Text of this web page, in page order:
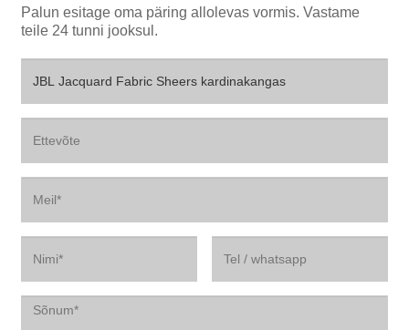
Palun esitage oma päring allolevas vormis. Vastame
teile 24 tunni jooksul.